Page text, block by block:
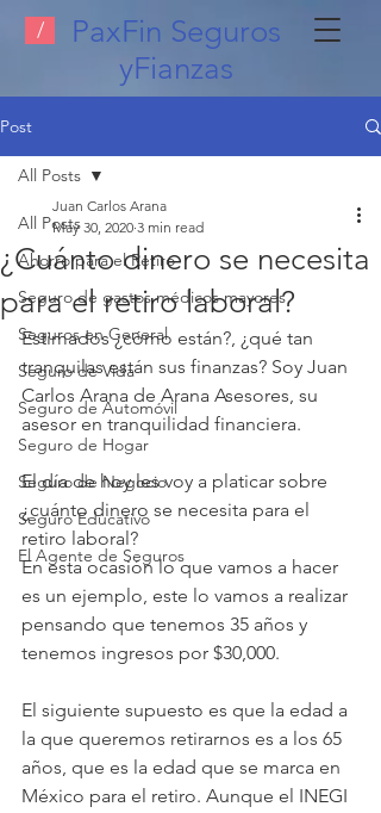
/
PaxFin Seguros
yFianzas
Post
All Posts
Ahorro para el Retiro
Seguro de gastos médicos mayores
Seguros en General
Seguro de Vida
Seguro de Automóvil
Seguro de Hogar
Seguro de Negocio
Seguro Educativo
El Agente de Seguros
All Posts
¿Cuánto dinero se necesita
para el retiro laboral?
Juan Carlos Arana
May 30, 2020 3 min read
Estimados ¿cómo están?, ¿qué tan
tranquilas están sus finanzas? Soy Juan
Carlos Arana de Arana Asesores, su
asesor en tranquilidad financiera.
El día de hoy les voy a platicar sobre
¿cuánto dinero se necesita para el
retiro laboral?
En esta ocasión lo que vamos a hacer
es un ejemplo, este lo vamos a realizar
pensando que tenemos 35 años y
tenemos ingresos por $30,000.
El siguiente supuesto es que la edad a
la que queremos retirarnos es a los 65
años, que es la edad que se marca en
México para el retiro. Aunque el INEGI